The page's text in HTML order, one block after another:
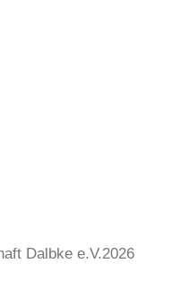
Dalbke e.V.2026